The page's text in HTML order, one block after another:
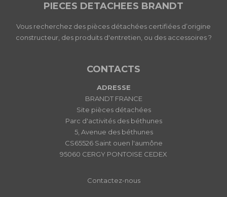
PIECES DETACHEES BRANDT
Vous recherchez des pièces détachées certifiées d’origine
constructeur, des produits d'entretien, ou des accessoires ?
CONTACTS
ADRESSE
BRANDT FRANCE
Site pièces détachées
Parc d'activités des béthunes
5, Avenue des béthunes
CS65526 Saint ouen l'aumône
95060 CERGY PONTOISE CEDEX
Contactez-nous